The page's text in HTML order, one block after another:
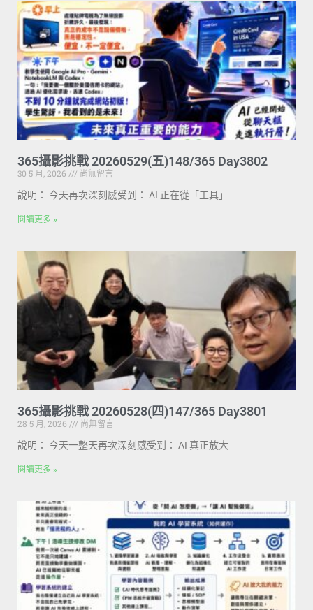
365攝影挑戰 20260529(五)148/365 Day3802
30 5 月, 2026
尚無留言
說明： 今天再次深刻感受到： AI 正在從「工具」
閱讀更多 »
365攝影挑戰 20260528(四)147/365 Day3801
28 5 月, 2026
尚無留言
說明： 今天一整天再次深刻感受到： AI 真正放大
閱讀更多 »